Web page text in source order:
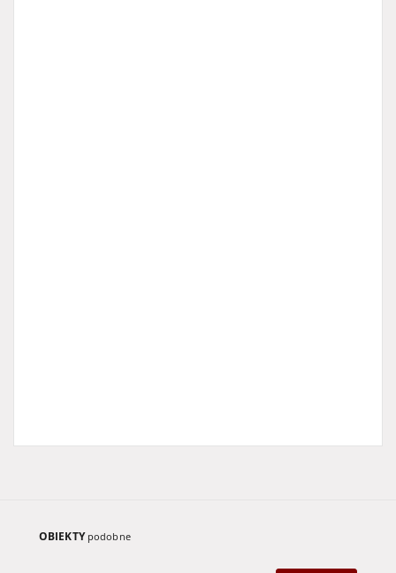
OBIEKTY podobne